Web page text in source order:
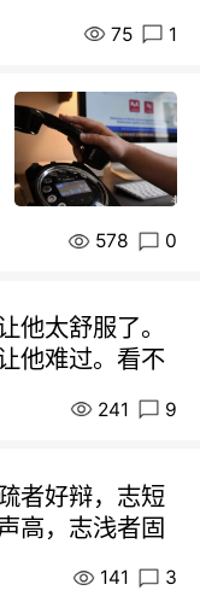
75 1
578 0
他太舒服了。
他难过。看不
241 9
者好辩，志短
高，志浅者固
141 3